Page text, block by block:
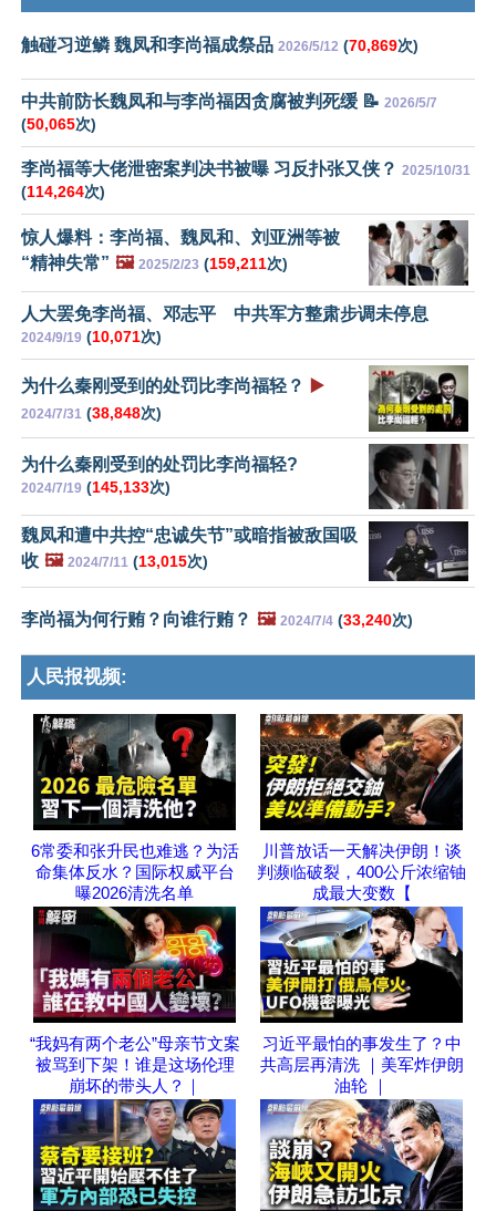
触碰习逆鳞 魏凤和李尚福成祭品 2026/5/12 (70,869次)
中共前防长魏凤和与李尚福因贪腐被判死缓 📝 2026/5/7
(50,065次)
李尚福等大佬泄密案判决书被曝 习反扑张又侠？ 2025/10/31
(114,264次)
惊人爆料：李尚福、魏凤和、刘亚洲等被
“精神失常” 🖼️ 2025/2/23 (159,211次)
人大罢免李尚福、邓志平 中共军方整肃步调未停息
2024/9/19 (10,071次)
为什么秦刚受到的处罚比李尚福轻？ ▶️
2024/7/31 (38,848次)
为什么秦刚受到的处罚比李尚福轻?
2024/7/19 (145,133次)
魏凤和遭中共控“忠诚失节”或暗指被敌国吸
收 🖼️ 2024/7/11 (13,015次)
李尚福为何行贿？向谁行贿？ 🖼️ 2024/7/4 (33,240次)
人民报视频:
6常委和张升民也难逃？为活
命集体反水？国际权威平台
曝2026清洗名单
川普放话一天解决伊朗！谈
判濒临破裂，400公斤浓缩铀
成最大变数【
“我妈有两个老公”母亲节文案
被骂到下架！谁是这场伦理
崩坏的带头人？｜
习近平最怕的事发生了？中
共高层再清洗 ｜美军炸伊朗
油轮 ｜